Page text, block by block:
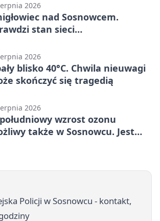
2026
nad Sosnowcem.
stan sieci
2026
blisko 40°C. Chwila nieuwagi
skończyć się tragedią
2026
wzrost ozonu
także w Sosnowcu. Jest
Policji w Sosnowcu - kontakt,